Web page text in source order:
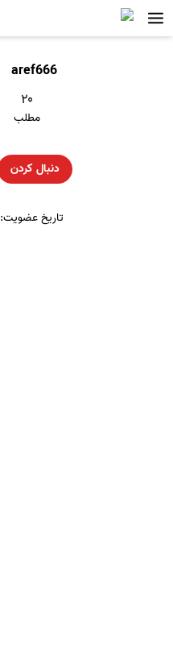
aref666
۲۰
مطلب
دنبال کردن
تاریخ عضویت: